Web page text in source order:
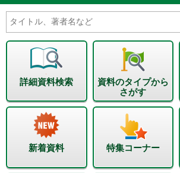
詳細資料検索
資料のタイプから
さがす
新着資料 特集コーナー